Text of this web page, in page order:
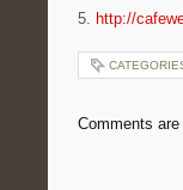
5. http://
Comments